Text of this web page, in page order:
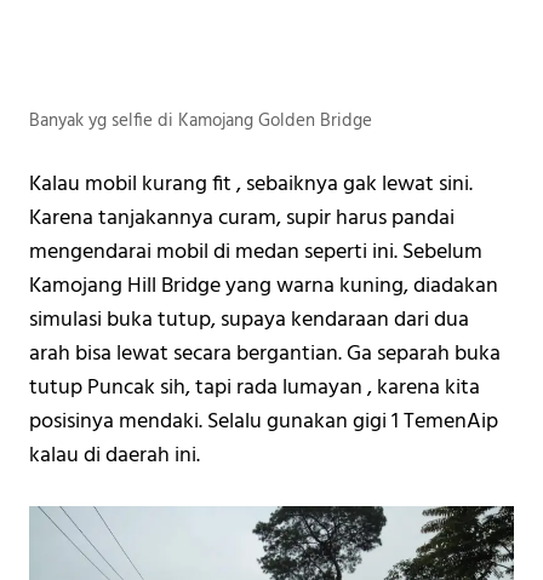
Banyak yg selfie di Kamojang Golden Bridge
Kalau mobil kurang fit , sebaiknya gak lewat sini.
Karena tanjakannya curam, supir harus pandai
mengendarai mobil di medan seperti ini. Sebelum
Kamojang Hill Bridge yang warna kuning, diadakan
simulasi buka tutup, supaya kendaraan dari dua
arah bisa lewat secara bergantian. Ga separah buka
tutup Puncak sih, tapi rada lumayan , karena kita
posisinya mendaki. Selalu gunakan gigi 1 TemenAip
kalau di daerah ini.